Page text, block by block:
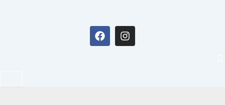
F
a
I
n